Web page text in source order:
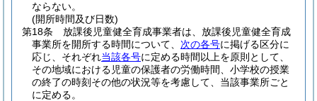
ならない。
(開所時間及び日数)
第18条
放課後児童健全育成事業者は、放課後児童健全育成
事業所を開所する時間について、 次の各号に掲げる区分に
応じ、それぞれ当該各号に定める時間以上を原則として、
その地域における児童の保護者の労働時間、小学校の授業
の終了の時刻その他の状況等を考慮して、当該事業所ごと
に定める。